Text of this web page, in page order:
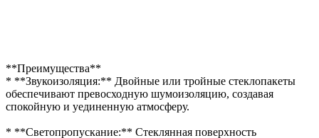
**Преимущества**
* **Звукоизоляция:** Двойные или тройные стеклопакеты
обеспечивают превосходную шумоизоляцию, создавая
спокойную и уединенную атмосферу.
* **Светопропускание:** Стеклянная поверхность